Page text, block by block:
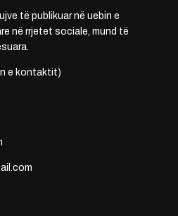
të publikuar në uebin e
në rrjetet sociale, mund të
e kontaktit)